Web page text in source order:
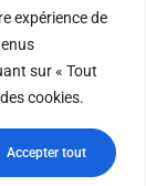
expérience de
sur « Tout
cookies.
Accepter tout